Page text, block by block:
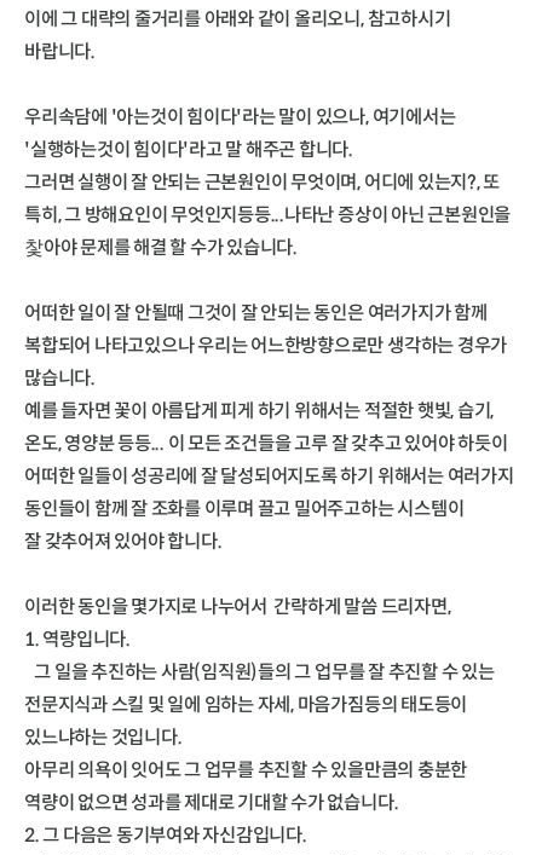
이에 그 대략의 줄거리를 아래와 같이 올리오니, 참고하시기
바랍니다.
우리속담에 '아는것이 힘이다'라는 말이 있으나, 여기에서는
'실행하는것이 힘이다'라고 말 해주곤 합니다.
그러면 실행이 잘 안되는 근본원인이 무엇이며, 어디에 있는지?, 또
특히, 그 방해요인이 무엇인지등등...나타난 증상이 아닌 근본원인을
찿아야 문제를 해결 할 수가 있습니다.
어떠한 일이 잘 안될때 그것이 잘 안되는 동인은 여러가지가 함께
복합되어 나타고있으나 우리는 어느한방향으로만 생각하는 경우가
많습니다.
예를 들자면 꽃이 아름답게 피게 하기 위해서는 적절한 햇빛, 습기,
온도, 영양분 등등... 이 모든 조건들을 고루 잘 갖추고 있어야 하듯이
어떠한 일들이 성공리에 잘 달성되어지도록 하기 위해서는 여러가지
동인들이 함께 잘 조화를 이루며 끌고 밀어주고하는 시스템이
잘 갖추어져 있어야 합니다.
이러한 동인을 몇가지로 나누어서 간략하게 말씀 드리자면,
1. 역량입니다.
그 일을 추진하는 사람(임직원)들의 그 업무를 잘 추진할 수 있는
전문지식과 스킬 및 일에 임하는 자세, 마음가짐등의 태도등이
있느냐하는 것입니다.
아무리 의욕이 잇어도 그 업무를 추진할 수 있을만큼의 충분한
역량이 없으면 성과를 제대로 기대할 수가 없습니다.
2. 그 다음은 동기부여와 자신감입니다.